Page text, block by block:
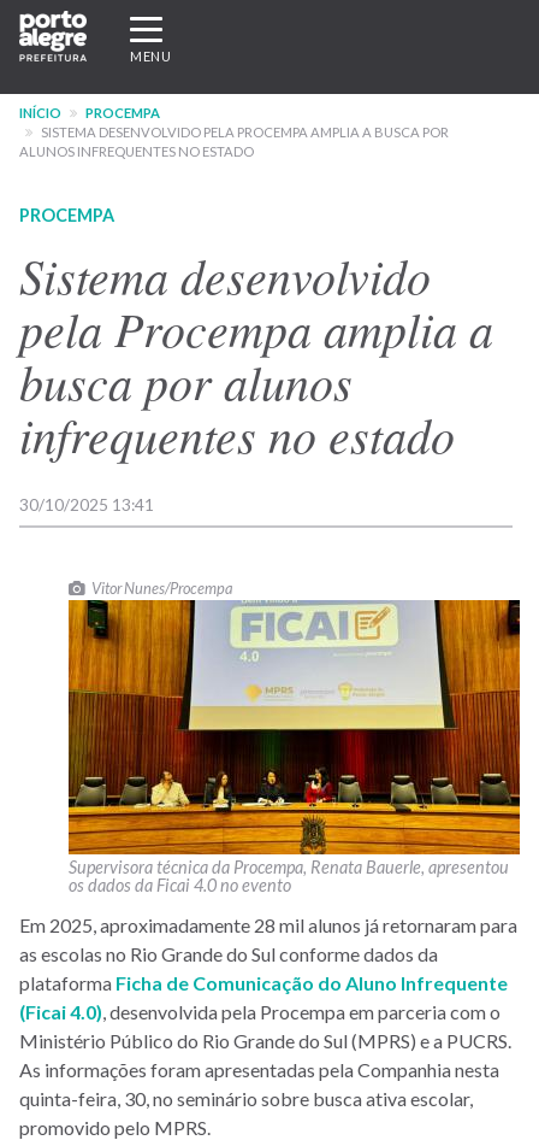
Pular
para
conteúdo
principal
Expandir/recolher
navegação
MENU
INÍCIO
PROCEMPA
SISTEMA DESENVOLVIDO PELA PROCEMPA AMPLIA A BUSCA POR
ALUNOS INFREQUENTES NO ESTADO
PROCEMPA
Sistema desenvolvido
pela Procempa amplia a
busca por alunos
infrequentes no estado
30/10/2025 13:41
Vitor Nunes/Procempa
Supervisora técnica da Procempa, Renata Bauerle, apresentou
os dados da Ficai 4.0 no evento
Em 2025, aproximadamente 28 mil alunos já retornaram para
as escolas no Rio Grande do Sul conforme dados da
plataforma Ficha de Comunicação do Aluno Infrequente
(Ficai 4.0), desenvolvida pela Procempa em parceria com o
Ministério Público do Rio Grande do Sul (MPRS) e a PUCRS.
As informações foram apresentadas pela Companhia nesta
quinta-feira, 30, no seminário sobre busca ativa escolar,
promovido pelo MPRS.